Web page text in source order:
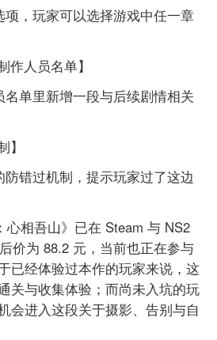
项，玩家可以选择游戏中任一章
作人员名单】
名单里新增一段与后续剧情相关
】
防错过机制，提示玩家过了这边
心相吾山》已在 Steam 与 NS2
价为 88.2 元，当前也正在参与
已经体验过本作的玩家来说，这
关与收集体验；而尚未入坑的玩
会进入这段关于摄影、告别与自